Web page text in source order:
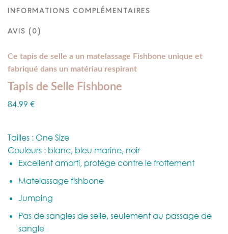
INFORMATIONS COMPLÉMENTAIRES
AVIS (0)
Ce tapis de selle a un matelassage Fishbone unique et
fabriqué dans un matériau respirant
Tapis de Selle Fishbone
84.99 €
Tailles : One Size
Couleurs : blanc, bleu marine, noir
Excellent amorti, protège contre le frottement
Matelassage fishbone
Jumping
Pas de sangles de selle, seulement au passage de
sangle